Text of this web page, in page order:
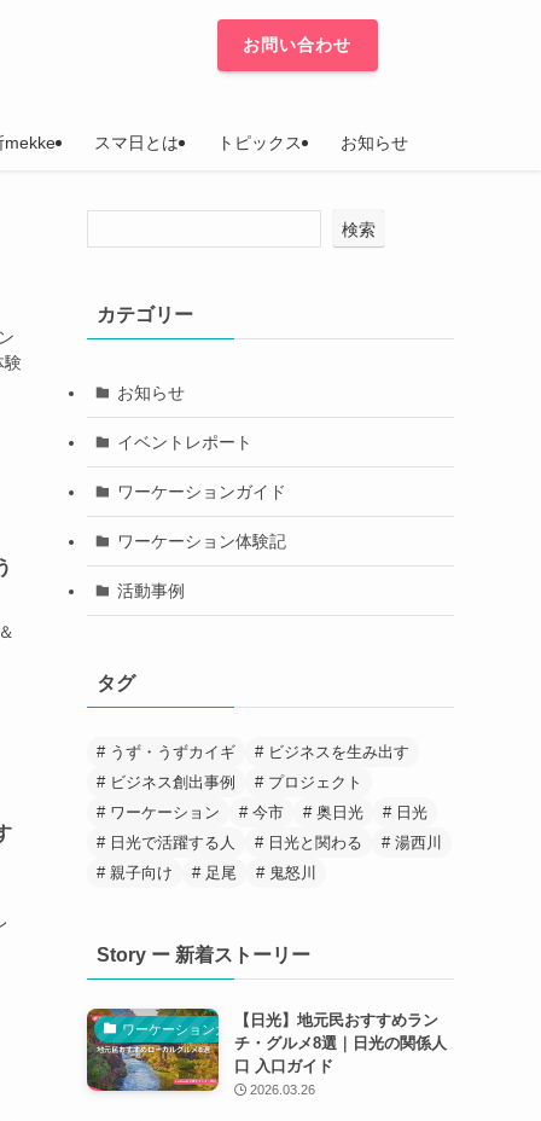
mekke スマ日とは トピックス お知らせ
お問い合わせ
験
検索
カテゴリー
お知らせ
イベントレポート
ワーケーションガイド
ワーケーション体験記
活動事例
タグ
うず・うずカイギ
ビジネスを生み出す
ビジネス創出事例
プロジェクト
ワーケーション
今市 奥日光
日光
日光で活躍する人
日光と関わる
湯西川
親子向け
足尾 鬼怒川
Story ー 新着ストーリー
ワーケーションガイド【日光】地元民おすすめラン
チ・グルメ8選｜日光の関係人
口 入口ガイド
2026.03.26